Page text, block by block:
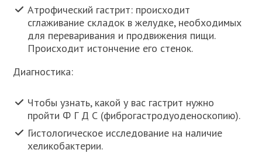
Атрофический гастрит: происходит
сглаживание складок в желудке, необходимых
для переваривания и продвижения пищи.
Происходит истончение его стенок.
Диагностика:
Чтобы узнать, какой у вас гастрит нужно
пройти Ф Г Д С (фиброгастродуоденоскопию).
Гистологическое исследование на наличие
хеликобактерии.